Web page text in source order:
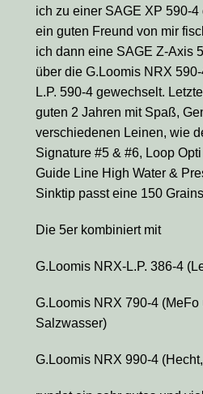
ich zu einer SAGE XP 590-
ein guten Freund von mir
ich dann eine SAGE Z-Axis
über die G.Loomis NRX
L.P. 590-4 gewechselt.
guten 2 Jahren mit Spaß,
verschiedenen Leinen, wie
Signature #5 & #6, Loop
Guide Line High Water &
Sinktip passt eine 150
Die 5er kombiniert mit
G.Loomis NRX-L.P. 386-4
G.Loomis NRX 790-4
Salzwasser)
G.Loomis NRX 990-4